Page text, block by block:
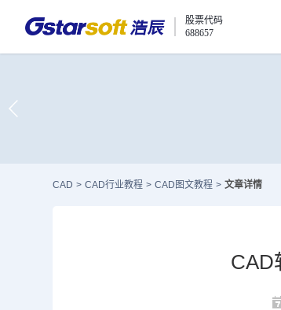
股票代码
688657
CAD > CAD行业教程 > CAD图文教程 > 文章详情
CAD